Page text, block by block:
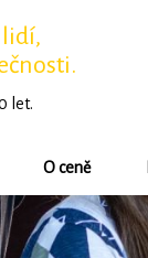
lidí,
let.
O ceně